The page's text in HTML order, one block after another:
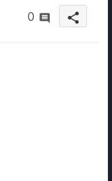
0 share